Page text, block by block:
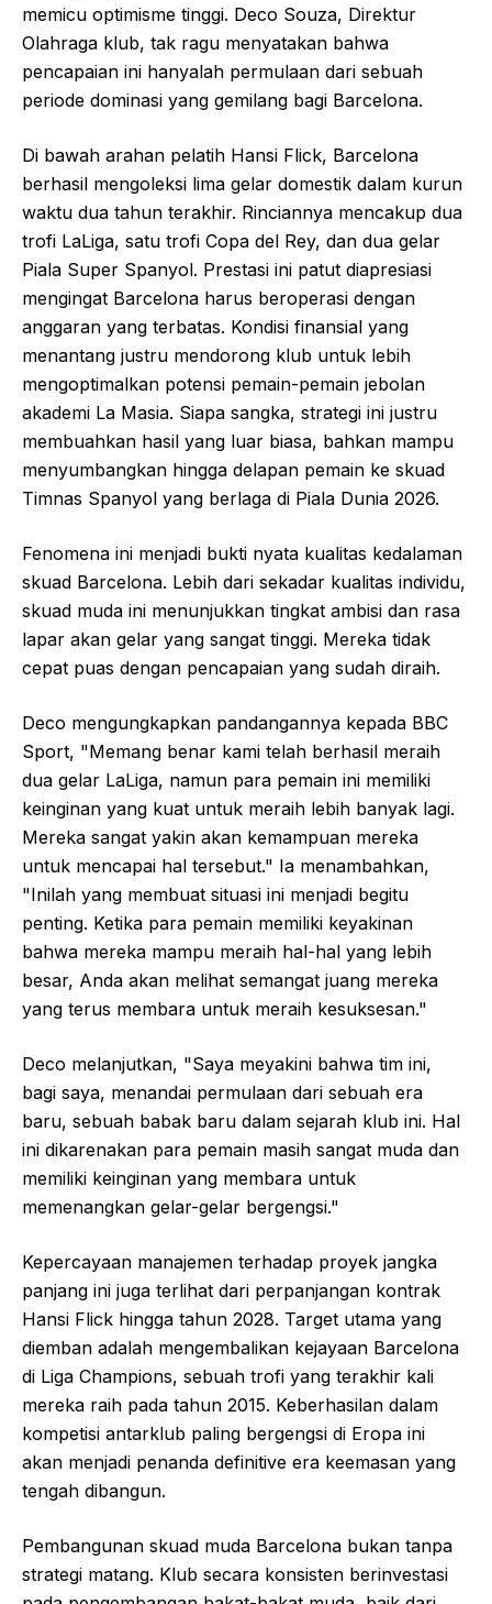
memicu optimisme tinggi. Deco Souza, Direktur
Olahraga klub, tak ragu menyatakan bahwa
pencapaian ini hanyalah permulaan dari sebuah
periode dominasi yang gemilang bagi Barcelona.
Di bawah arahan pelatih Hansi Flick, Barcelona
berhasil mengoleksi lima gelar domestik dalam kurun
waktu dua tahun terakhir. Rinciannya mencakup dua
trofi LaLiga, satu trofi Copa del Rey, dan dua gelar
Piala Super Spanyol. Prestasi ini patut diapresiasi
mengingat Barcelona harus beroperasi dengan
anggaran yang terbatas. Kondisi finansial yang
menantang justru mendorong klub untuk lebih
mengoptimalkan potensi pemain-pemain jebolan
akademi La Masia. Siapa sangka, strategi ini justru
membuahkan hasil yang luar biasa, bahkan mampu
menyumbangkan hingga delapan pemain ke skuad
Timnas Spanyol yang berlaga di Piala Dunia 2026.
Fenomena ini menjadi bukti nyata kualitas kedalaman
skuad Barcelona. Lebih dari sekadar kualitas individu,
skuad muda ini menunjukkan tingkat ambisi dan rasa
lapar akan gelar yang sangat tinggi. Mereka tidak
cepat puas dengan pencapaian yang sudah diraih.
Deco mengungkapkan pandangannya kepada BBC
Sport, "Memang benar kami telah berhasil meraih
dua gelar LaLiga, namun para pemain ini memiliki
keinginan yang kuat untuk meraih lebih banyak lagi.
Mereka sangat yakin akan kemampuan mereka
untuk mencapai hal tersebut." Ia menambahkan,
"Inilah yang membuat situasi ini menjadi begitu
penting. Ketika para pemain memiliki keyakinan
bahwa mereka mampu meraih hal-hal yang lebih
besar, Anda akan melihat semangat juang mereka
yang terus membara untuk meraih kesuksesan."
Deco melanjutkan, "Saya meyakini bahwa tim ini,
bagi saya, menandai permulaan dari sebuah era
baru, sebuah babak baru dalam sejarah klub ini. Hal
ini dikarenakan para pemain masih sangat muda dan
memiliki keinginan yang membara untuk
memenangkan gelar-gelar bergengsi."
Kepercayaan manajemen terhadap proyek jangka
panjang ini juga terlihat dari perpanjangan kontrak
Hansi Flick hingga tahun 2028. Target utama yang
diemban adalah mengembalikan kejayaan Barcelona
di Liga Champions, sebuah trofi yang terakhir kali
mereka raih pada tahun 2015. Keberhasilan dalam
kompetisi antarklub paling bergengsi di Eropa ini
akan menjadi penanda definitive era keemasan yang
tengah dibangun.
Pembangunan skuad muda Barcelona bukan tanpa
strategi matang. Klub secara konsisten berinvestasi